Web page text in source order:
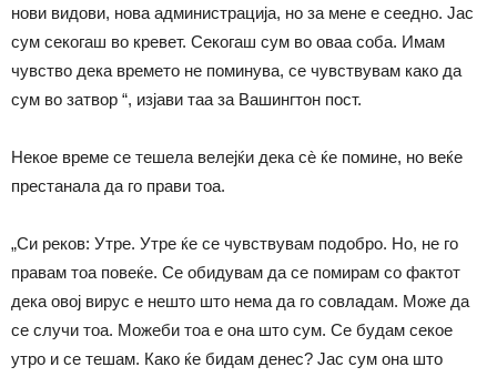
нови видови, нова администрација, но за мене е сеедно. Јас
сум секогаш во кревет. Секогаш сум во оваа соба. Имам
чувство дека времето не поминува, се чувствувам како да
сум во затвор “, изјави таа за Вашингтон пост.
Некое време се тешела велејќи дека сè ќе помине, но веќе
престанала да го прави тоа.
„Си реков: Утре. Утре ќе се чувствувам подобро. Но, не го
правам тоа повеќе. Се обидувам да се помирам со фактот
дека овој вирус е нешто што нема да го совладам. Може да
се случи тоа. Можеби тоа е она што сум. Се будам секое
утро и се тешам. Како ќе бидам денес? Јас сум она што